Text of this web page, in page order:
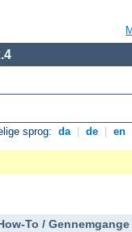
sprog: da de en
To / Gennemgange